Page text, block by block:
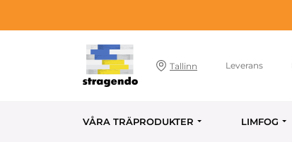
Tallinn Leverans
VÅRA TRÄPRODUKTER LIMFOG